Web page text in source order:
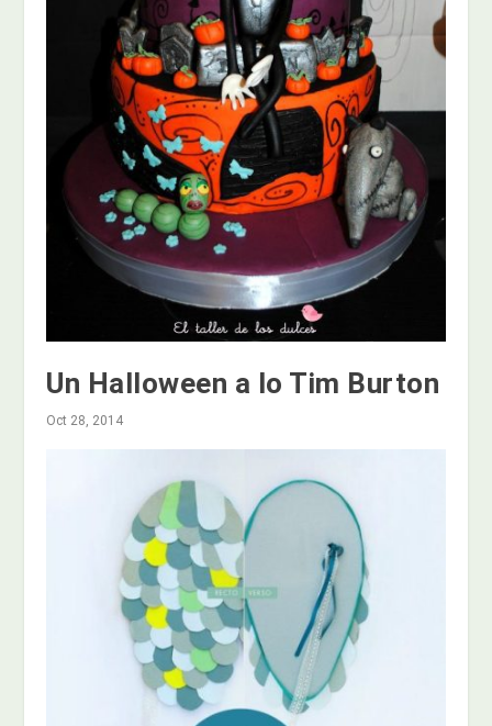
Un Halloween a lo Tim Burton
Oct 28, 2014